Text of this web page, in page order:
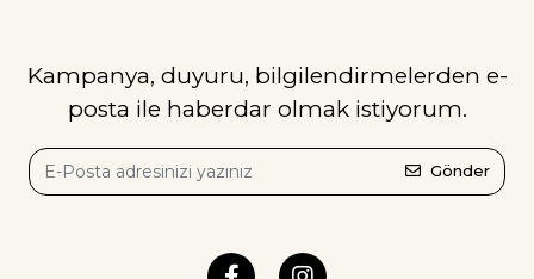
Kampanya, duyuru, bilgilendirmelerden e-
posta ile haberdar olmak istiyorum.
Gönder